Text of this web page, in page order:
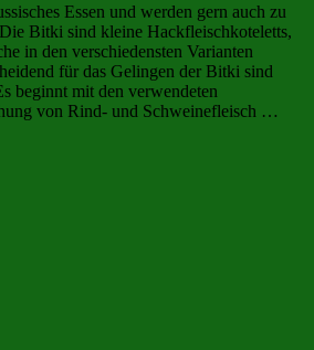
Essen und werden gern auch zu
Bitki sind kleine Hackfleischkoteletts,
in den verschiedensten Varianten
für das Gelingen der Bitki sind
beginnt mit den verwendeten
von Rind- und Schweinefleisch …